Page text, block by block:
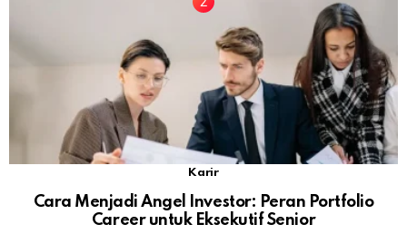
Karir
Cara Menjadi Angel Investor: Peran Portfolio
Career untuk Eksekutif Senior